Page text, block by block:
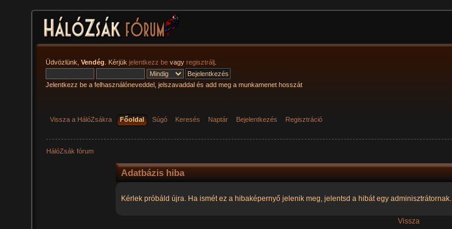
Üdvözlünk, Vendég . Kérjük jelentkezz be vagy regisztrálj
Jelentkezz be a felhasználóneveddel, jelszavaddal és add meg a munkamenet hosszát
Vissza a HálóZsákra Főoldal Súgó Keresés Naptár Bejelentkezés Regisztráció
HálóZsák fórum
Adatbázis hiba
Kérlek próbáld újra. Ha ismét ez a hibaképernyő jelenik meg, jelentsd a hibát egy adminisztrátornak.
Vissza